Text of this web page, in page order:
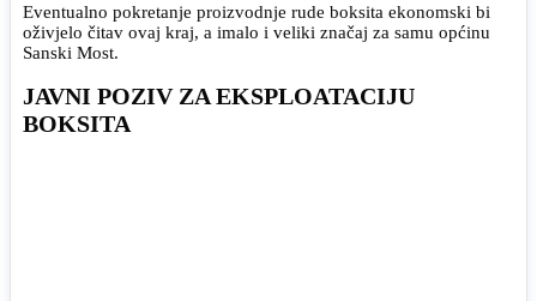
Eventualno pokretanje proizvodnje rude boksita ekonomski bi
oživjelo čitav ovaj kraj, a imalo i veliki značaj za samu općinu
Sanski Most.
JAVNI POZIV ZA EKSPLOATACIJU
BOKSITA